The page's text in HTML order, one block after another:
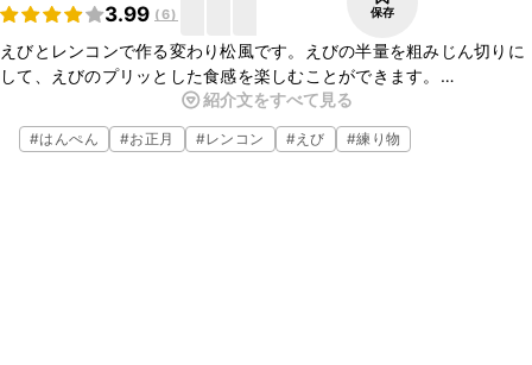
3.99 (6) 保存
えびとレンコンで作る変わり松風です。えびの半量を粗みじん切りに
して、えびのプリッとした食感を楽しむことができます。
薄切りにしたレンコンのトッピングと断面のえびのピンク色が見た目
にも華やかなひと品です。
紹介文をすべて見る
#はんぺん #お正月 #レンコン #えび #練り物